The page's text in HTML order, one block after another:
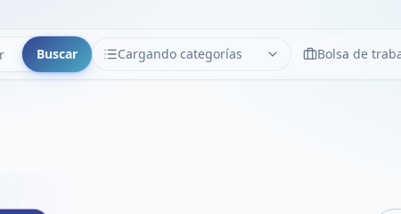
Buscar Cargando categorías
CATEGORÍAS LimpiarBolsa de